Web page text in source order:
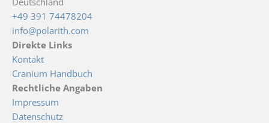
+49 391 74478204
info@polarith.com
Direkte Links
Kontakt
Cranium Handbuch
Rechtliche Angaben
Impressum
Datenschutz